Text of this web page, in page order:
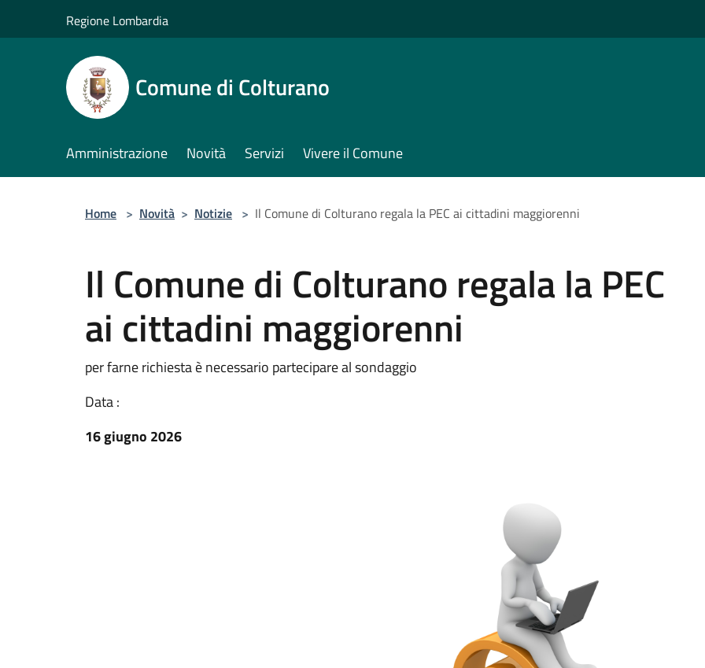
Regione Lombardia
Comune di Colturano
Amministrazione Novità Servizi Vivere il Comune
Home > Novità > Notizie > Il Comune di Colturano regala la PEC ai cittadini maggiorenni
Il Comune di Colturano regala la PEC
ai cittadini maggiorenni
per farne richiesta è necessario partecipare al sondaggio
Data :
16 giugno 2026